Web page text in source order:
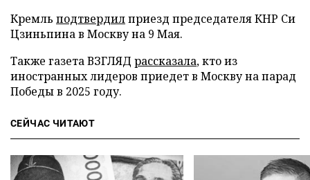
Кремль подтвердилприезд председателя КНР Си
Цзиньпина в Москву на 9 Мая.
Также газета ВЗГЛЯД рассказала, кто из
иностранных лидеров приедет в Москву на парад
Победы в 2025 году.
СЕЙЧАС ЧИТАЮТ